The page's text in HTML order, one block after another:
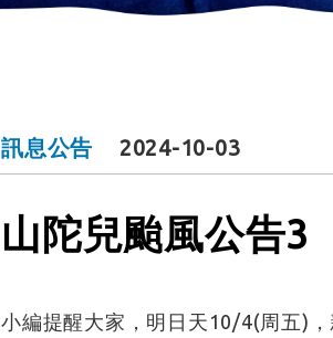
訊息公告 2024-10-03
山陀兒颱風公告3
小編提醒大家，明日天10/4(周五)